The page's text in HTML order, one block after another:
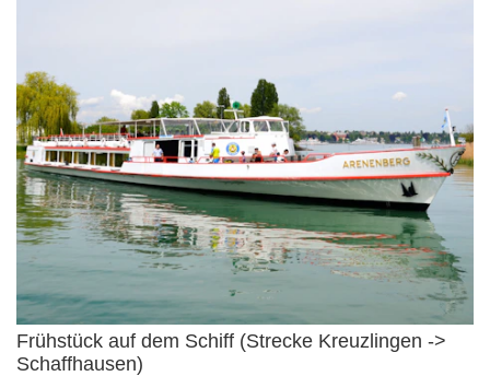
Frühstück auf dem Schiff (Strecke Kreuzlingen ->
Schaffhausen)